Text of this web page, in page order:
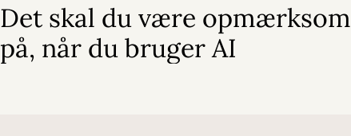
Det skal du være opmærksom
på, når du bruger AI